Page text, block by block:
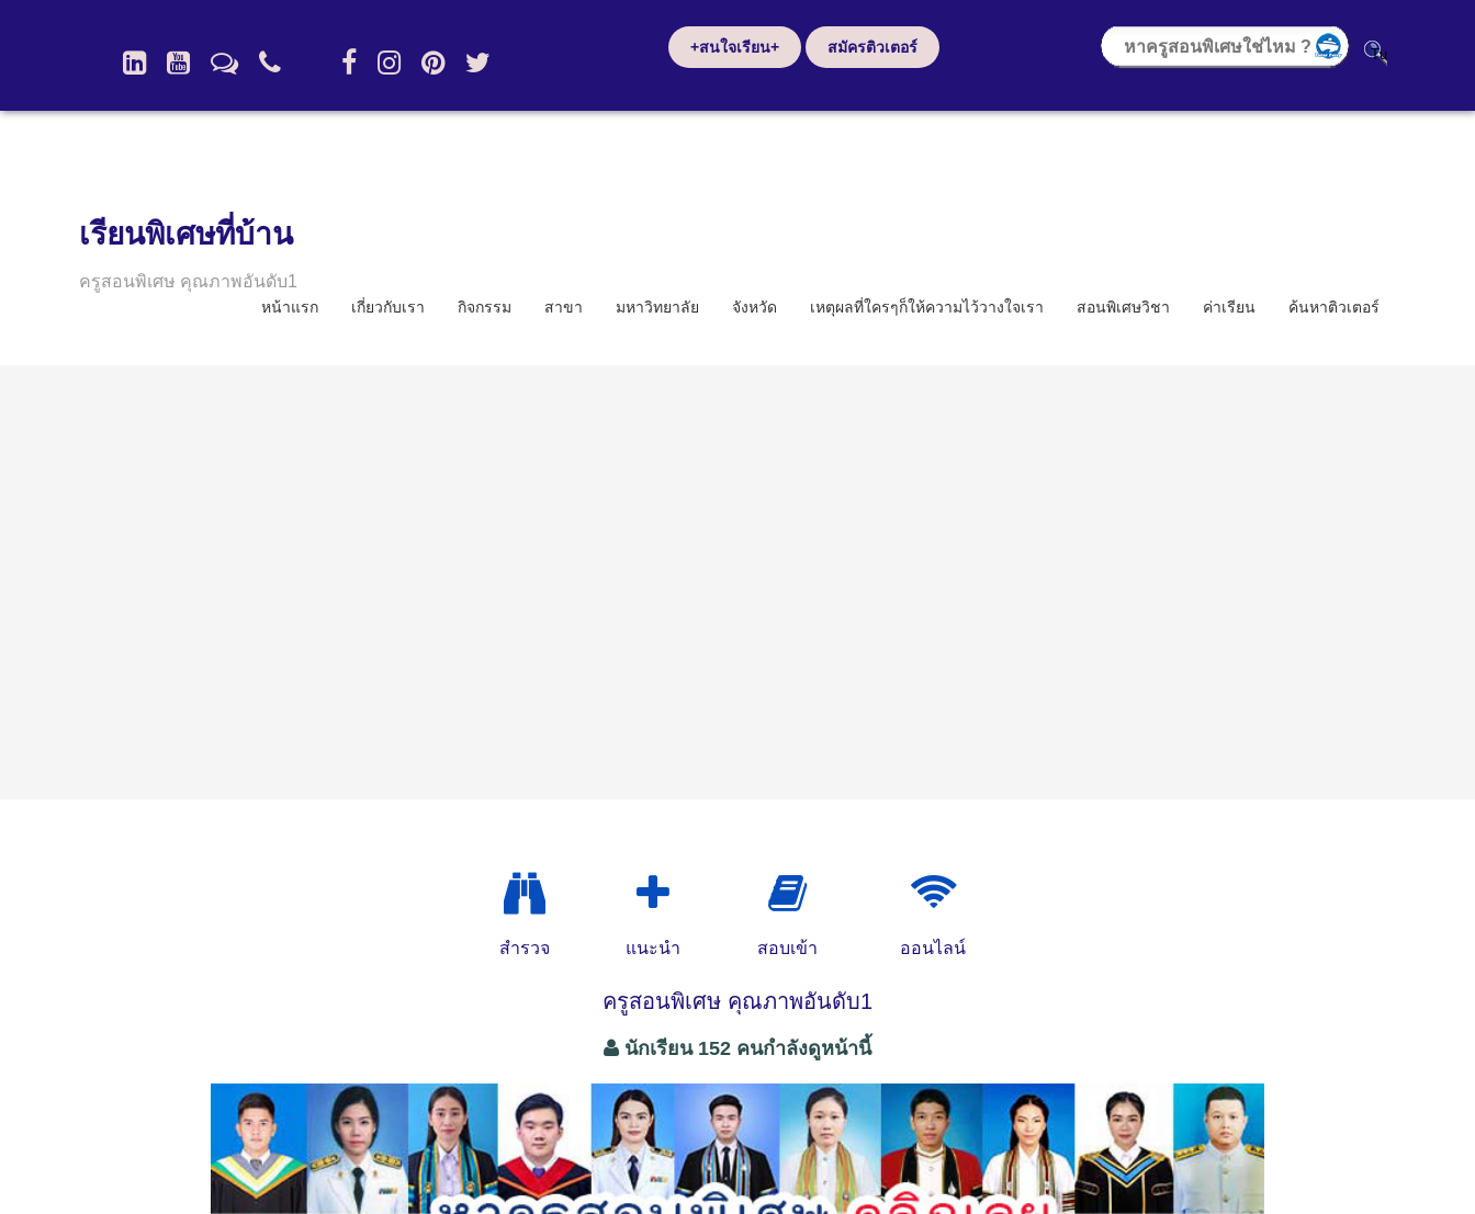
+สนใจเรียน+ สมัครติวเตอร์
เรียนพิเศษที่บ้าน
ครูสอนพิเศษ คุณภาพอันดับ1
หน้าแรก เกี่ยวกับเรา กิจกรรม สาขา มหาวิทยาลัย จังหวัด เหตุผลที่ใครๆก็ให้ความไว้วางใจเรา สอนพิเศษวิชา ค่าเรียน ค้นหาติวเตอร์
สำรวจ แนะนำ สอบเข้า ออนไลน์
ครูสอนพิเศษ คุณภาพอันดับ1
นักเรียน 152 คนกำลังดูหน้านี้